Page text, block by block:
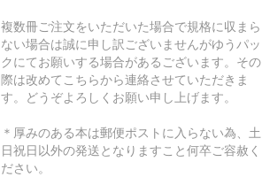
複数冊ご注文をいただいた場合で規格に収まら
ない場合は誠に申し訳ございませんがゆうパッ
クにてお願いする場合があるございます。その
際は改めてこちらから連絡させていただきま
す。どうぞよろしくお願い申し上げます。
＊厚みのある本は郵便ポストに入らない為、土
日祝日以外の発送となりますこと何卒ご容赦く
ださい。